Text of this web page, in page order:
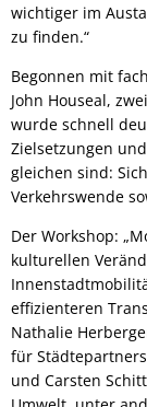
wichtiger im
zu finden.“
Begonnen mit
John Houseal,
wurde schnell
Zielsetzungen
gleichen sind:
Verkehrswende
Der Workshop:
kulturellen
effizienteren
Nathalie
für
und Carsten